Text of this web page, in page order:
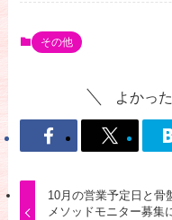
その他
よかっ
10月の営業予定日と骨
メソッドモニター募集